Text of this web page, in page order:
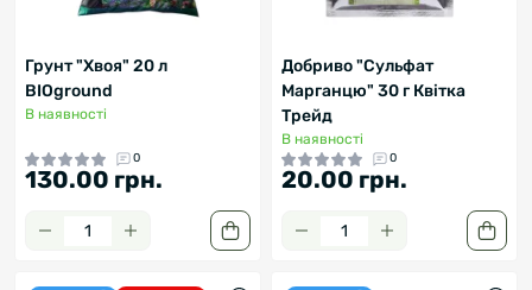
Грунт "Хвоя" 20 л
BIOground
В наявності
0
130.00 грн.
Добриво "Сульфат
Марганцю" 30 г Квітка
Трейд
В наявності
0
20.00 грн.